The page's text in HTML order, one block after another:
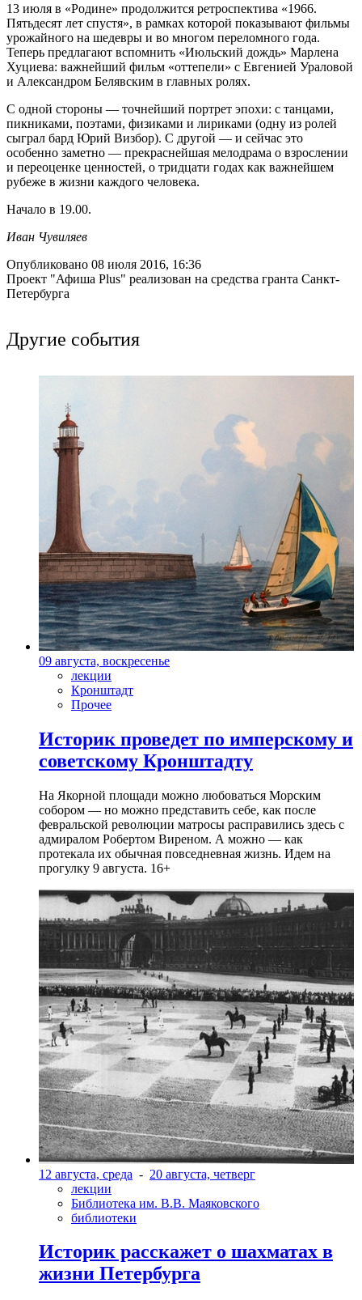
13 июля в «Родине» продолжится ретроспектива «1966.
Пятьдесят лет спустя», в рамках которой показывают фильмы
урожайного на шедевры и во многом переломного года.
Теперь предлагают вспомнить «Июльский дождь» Марлена
Хуциева: важнейший фильм «оттепели» с Евгенией Ураловой
и Александром Белявским в главных ролях.
С одной стороны — точнейший портрет эпохи: с танцами,
пикниками, поэтами, физиками и лириками (одну из ролей
сыграл бард Юрий Визбор). С другой — и сейчас это
особенно заметно — прекраснейшая мелодрама о взрослении
и переоценке ценностей, о тридцати годах как важнейшем
рубеже в жизни каждого человека.
Начало в 19.00.
Иван Чувиляев
Опубликовано 08 июля 2016, 16:36
Проект "Афиша Plus" реализован на средства гранта Санкт-
Петербурга
Другие события
09 августа, воскресенье
лекции
Кронштадт
Прочее
Историк проведет по имперскому и
советскому Кронштадту
На Якорной площади можно любоваться Морским
собором — но можно представить себе, как после
февральской революции матросы расправились здесь с
адмиралом Робертом Виреном. А можно — как
протекала их обычная повседневная жизнь. Идем на
прогулку 9 августа. 16+
12 августа, среда - 20 августа, четверг
лекции
Библиотека им. В.В. Маяковского
библиотеки
Историк расскажет о шахматах в
жизни Петербурга